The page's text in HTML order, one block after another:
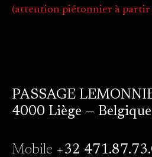
(attention piétonnier à partir
PASSAGE
4000 Liège — Belgique
Mobile +32